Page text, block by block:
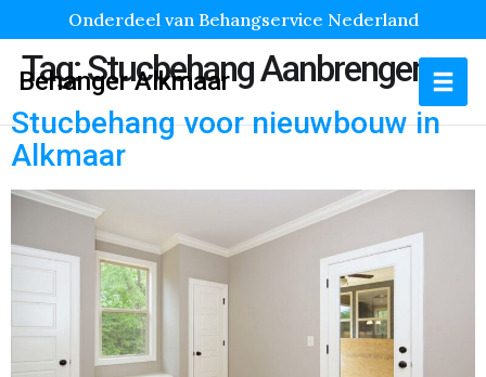
Onderdeel van Behangservice Nederland
Behanger Alkmaar
Tag:Stucbehang Aanbrengen
Stucbehang voor nieuwbouw in
Alkmaar